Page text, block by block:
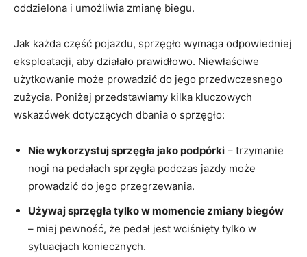
oddzielona i umożliwia zmianę biegu.
Jak każda część ‌pojazdu, sprzęgło wymaga odpowiedniej
eksploatacji, aby działało prawidłowo. Niewłaściwe
‍użytkowanie może prowadzić⁢ do jego przedwczesnego
zużycia.‍ Poniżej ​przedstawiamy ⁤kilka ‍kluczowych ​
wskazówek dotyczących dbania o sprzęgło:
Nie wykorzystuj sprzęgła jako podpórki – trzymanie
‍nogi na⁢ pedałach ⁣sprzęgła podczas jazdy może
prowadzić do jego⁣ przegrzewania.
Używaj sprzęgła ‍tylko w momencie zmiany biegów
– miej pewność, że pedał ⁣jest⁢ wciśnięty tylko ‍w
sytuacjach koniecznych.